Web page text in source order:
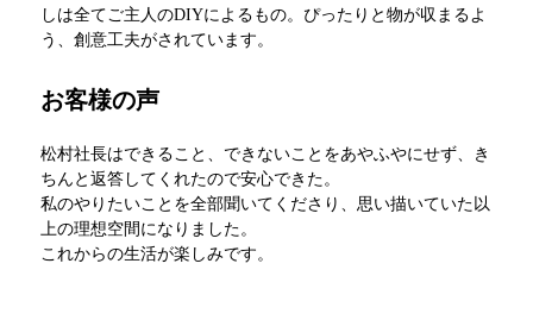
しは全てご主人のDIYによるもの。ぴったりと物が収まるよ
う、創意工夫がされています。
お客様の声
松村社長はできること、できないことをあやふやにせず、き
ちんと返答してくれたので安心できた。
私のやりたいことを全部聞いてくださり、思い描いていた以
上の理想空間になりました。
これからの生活が楽しみです。